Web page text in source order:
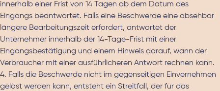
innerhalb einer Frist von 14 Tagen ab dem Datum des
Eingangs beantwortet. Falls eine Beschwerde eine absehbar
längere Bearbeitungszeit erfordert, antwortet der
Unternehmer innerhalb der 14-Tage-Frist mit einer
Eingangsbestätigung und einem Hinweis darauf, wann der
Verbraucher mit einer ausführlicheren Antwort rechnen kann.
4. Falls die Beschwerde nicht im gegenseitigen Einvernehmen
gelöst werden kann, entsteht ein Streitfall, der für das